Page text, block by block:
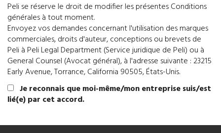
Peli se réserve le droit de modifier les présentes Conditions
générales à tout moment.
Envoyez vos demandes concernant l'utilisation des marques
commerciales, droits d'auteur, conceptions ou brevets de
Peli à Peli Legal Department (Service juridique de Peli) ou à
General Counsel (Avocat général), à l'adresse suivante : 23215
Early Avenue, Torrance, California 90505, États-Unis.
Je reconnais que moi-même/mon entreprise suis/est
lié(e) par cet accord.